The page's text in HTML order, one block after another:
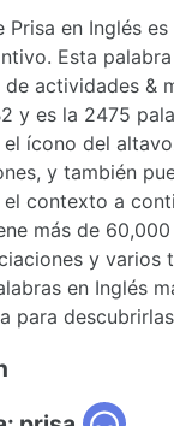
en Inglés
Esta
actividades &
y es la 2475
el ícono del
y también
contexto a
más de
y varios
en Inglés
para